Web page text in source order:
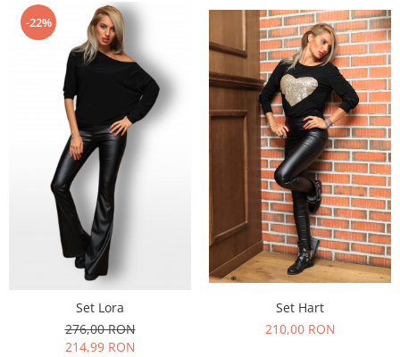
-22%
Set Lora
276,00 RON
214,99 RON
Set Hart
210,00 RON